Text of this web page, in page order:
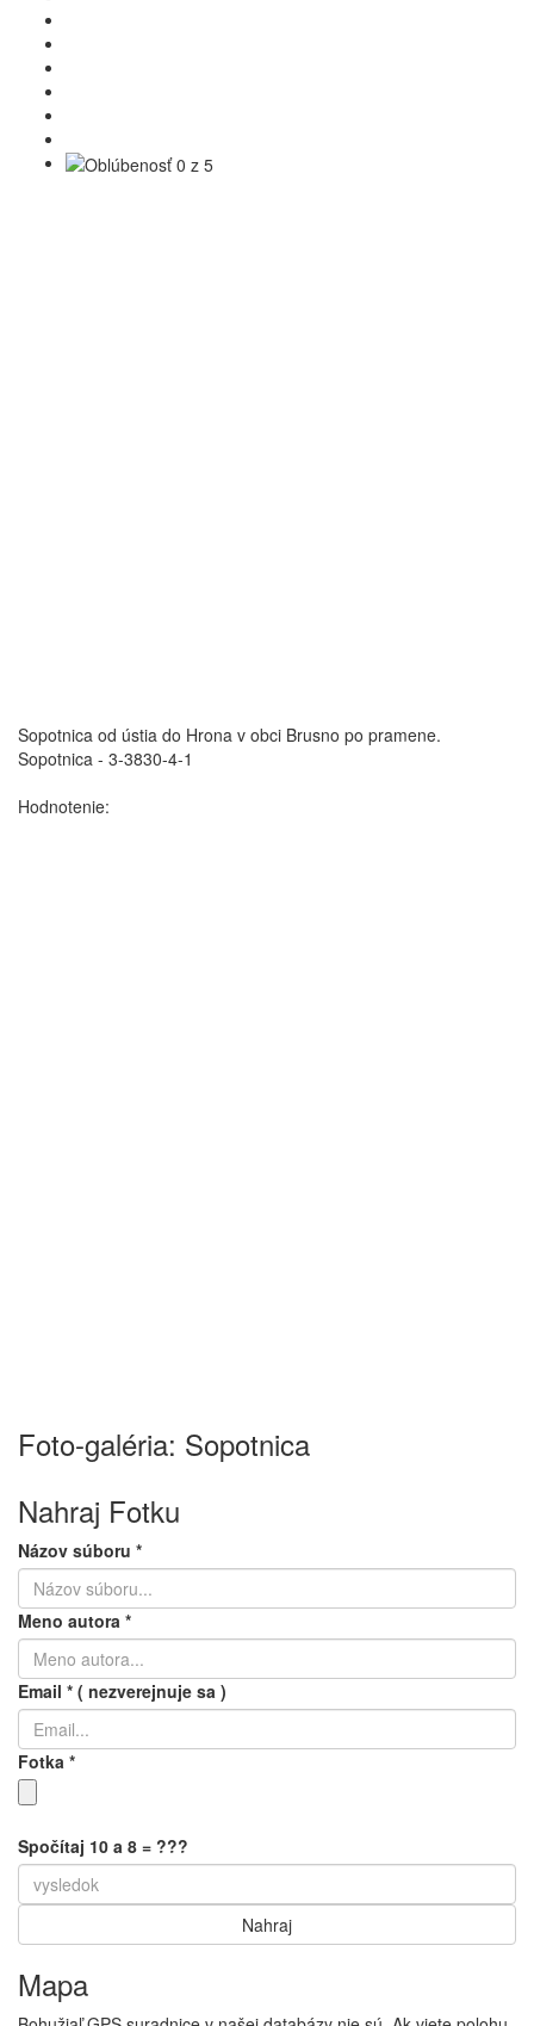
Sopotnica od ústia do Hrona v obci Brusno po pramene.
Sopotnica - 3-3830-4-1
Hodnotenie:
Foto-galéria: Sopotnica
Nahraj Fotku
Názov súboru *
Meno autora *
Email * ( nezverejnuje sa )
Fotka *
Spočítaj 10 a 8 = ???
Mapa